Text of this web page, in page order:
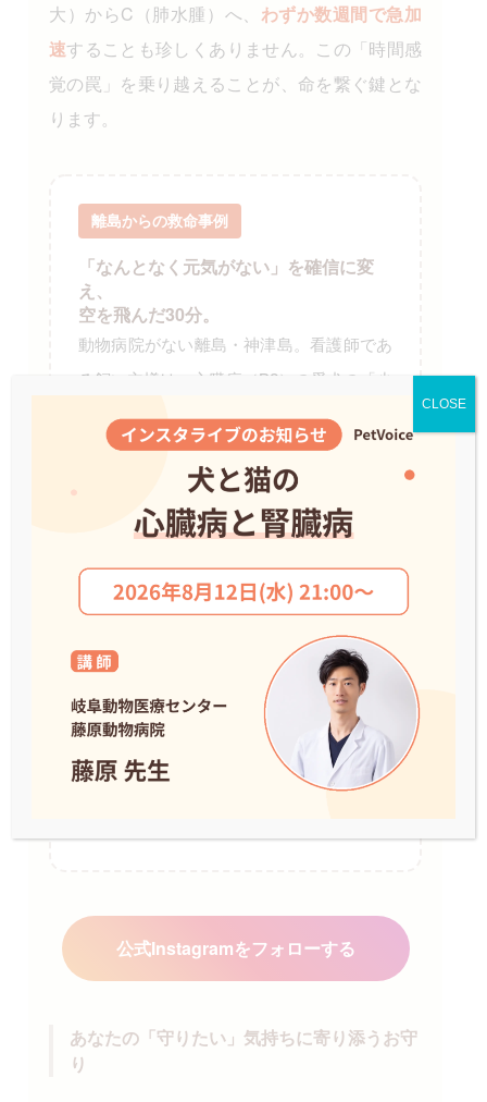
大）からC（肺水腫）へ、 わずか数週間で急加
速することも珍しくありません。この「時間感
覚の罠」を乗り越えることが、命を繋ぐ鍵とな
ります。
離島からの救命事例
「なんとなく元気がない」を確信に変
え、
空を飛んだ30分。
動物病院がない離島・神津島。看護師であ
る飼い主様は、心臓病（B2）の愛犬の「少
し食欲がない」という小さな変化を、
PetVoiceの呼吸変動スコアで確認しまし
見た目には見逃しそうな異変の裏で、
スコアは確実に上昇。
に本土へ飛ぶフライトを決断。早期発見の
おかげで、肺水腫の危機を脱しました。
「あと10年は一緒にいたい」という願い
を、テクノロジーによる可視化が支えた瞬
公式Instagramをフォローする
あなたの「守りたい」気持ちに寄り添うお守
り
CLOSE